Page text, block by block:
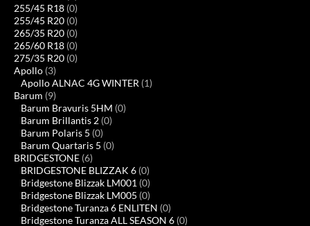
255/45 R18 (0)
255/45 R20 (0)
265/35 R20 (0)
265/60 R18 (0)
275/35 R20 (0)
Apollo (3)
Apollo ALNAC 4G WINTER (1)
Barum (9)
Barum Bravuris 5HM (0)
Barum Brillantis 2 (0)
Barum Polaris 5 (0)
Barum Quartaris 5 (0)
BRIDGESTONE (6)
BRIDGESTONE BLIZZAK 6 (0)
Bridgestone Blizzak LM001 (0)
Bridgestone Blizzak LM005 (0)
Bridgestone Turanza 6 ENLITEN (0)
Bridgestone Turanza ALL SEASON 6 (0)